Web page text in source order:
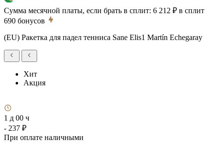
Сумма месячной платы, если брать в сплит: 6 212 ₽ в сплит
690 бонусов
(EU) Ракетка для падел тенниса Sane Elis1 Martín Echegaray
Хит
Акция
1 д 00 ч
- 237 ₽
При оплате наличными